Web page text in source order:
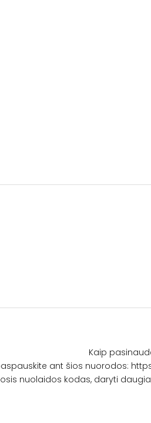
Kaip
ant šios nuorodos:
nuolaidos kodas, daryti